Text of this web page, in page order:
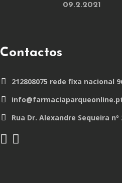
09.2.2021
Contactos
212808075 rede fixa nacional
Rua Dr. Alexandre Sequeira nº